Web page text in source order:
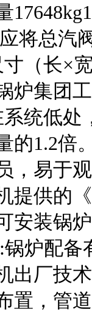
将总汽
（长×
炉集团
系统低
的1.2倍
，易于
提供的
安装锅
炉配
出厂技
置，管